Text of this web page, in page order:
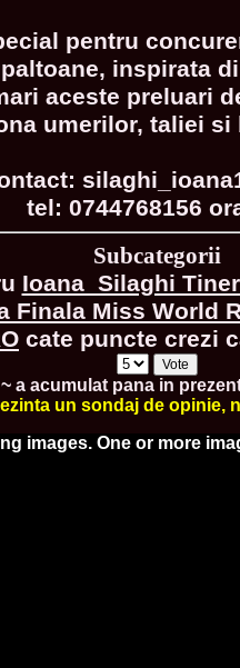
pentru
inspirata
aceste preluari
umerilor, taliei si
tel: 0744768156
Subcategorii
Ioana_Silaghi
Finala Miss World
cate puncte crezi
~ a acumulat pana in
un sondaj de opinie,
images. One or more